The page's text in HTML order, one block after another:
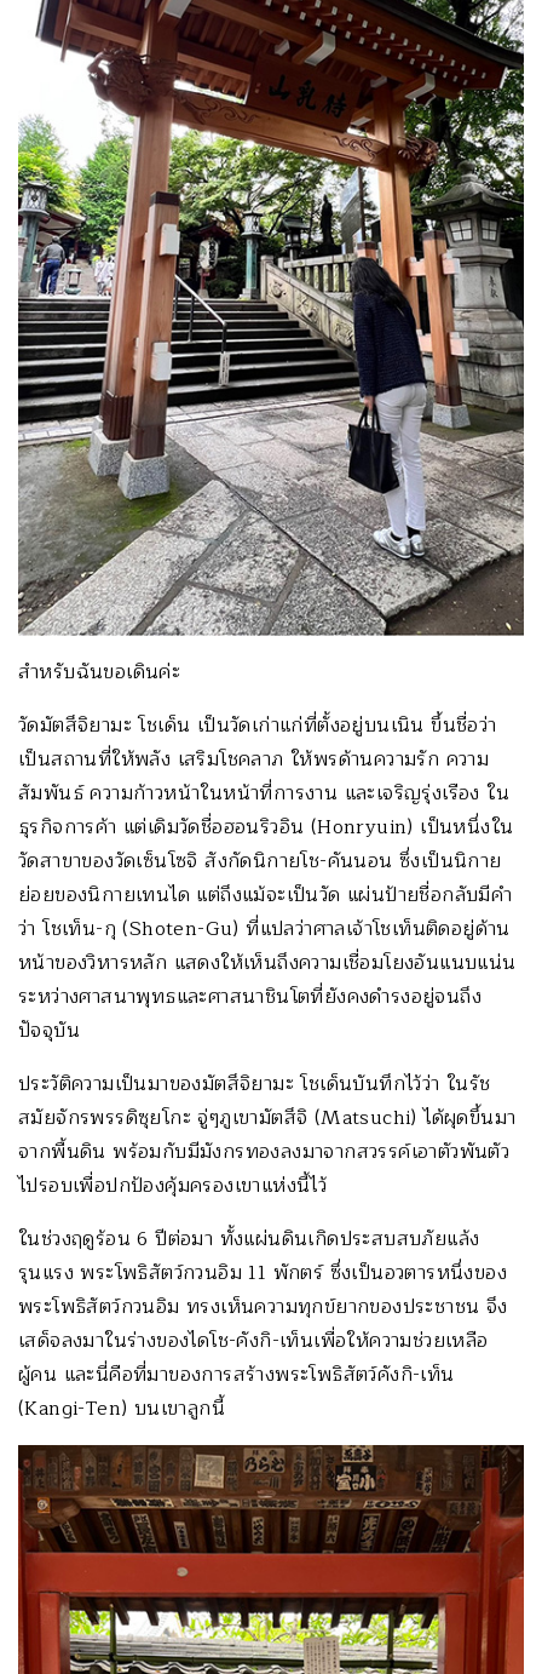
สำหรับฉันขอเดินค่ะ
วัดมัตสึจิยามะ โชเด็น เป็นวัดเก่าแก่ที่ตั้งอยู่บนเนิน ขึ้นชื่อว่า
เป็นสถานที่ให้พลัง เสริมโชคลาภ ให้พรด้านความรัก ความ
สัมพันธ์ ความก้าวหน้าในหน้าที่การงาน และเจริญรุ่งเรือง ใน
ธุรกิจการค้า แต่เดิมวัดชื่อฮอนริวอิน (Honryuin) เป็นหนึ่งใน
วัดสาขาของวัดเซ็นโซจิ สังกัดนิกายโช-คันนอน ซึ่งเป็นนิกาย
ย่อยของนิกายเทนได แต่ถึงแม้จะเป็นวัด แผ่นป้ายชื่อกลับมีคำ
ว่า โชเท็น-กุ (Shoten-Gu) ที่แปลว่าศาลเจ้าโชเท็นติดอยู่ด้าน
หน้าของวิหารหลัก แสดงให้เห็นถึงความเชื่อมโยงอันแนบแน่น
ระหว่างศาสนาพุทธและศาสนาชินโตที่ยังคงดำรงอยู่จนถึง
ปัจจุบัน
ประวัติความเป็นมาของมัตสึจิยามะ โชเด็นบันทึกไว้ว่า ในรัช
สมัยจักรพรรดิซุยโกะ จู่ๆภูเขามัตสึจิ (Matsuchi) ได้ผุดขึ้นมา
จากพื้นดิน พร้อมกับมีมังกรทองลงมาจากสวรรค์เอาตัวพันตัว
ไปรอบเพื่อปกป้องคุ้มครองเขาแห่งนี้ไว้
ในช่วงฤดูร้อน 6 ปีต่อมา ทั้งแผ่นดินเกิดประสบสบภัยแล้ง
รุนแรง พระโพธิสัตว์กวนอิม 11 พักตร์ ซึ่งเป็นอวตารหนึ่งของ
พระโพธิสัตว์กวนอิม ทรงเห็นความทุกข์ยากของประชาชน จึง
เสด็จลงมาในร่างของไดโช-คังกิ-เท็นเพื่อให้ความช่วยเหลือ
ผู้คน และนี่คือที่มาของการสร้างพระโพธิสัตว์คังกิ-เท็น
(Kangi-Ten) บนเขาลูกนี้